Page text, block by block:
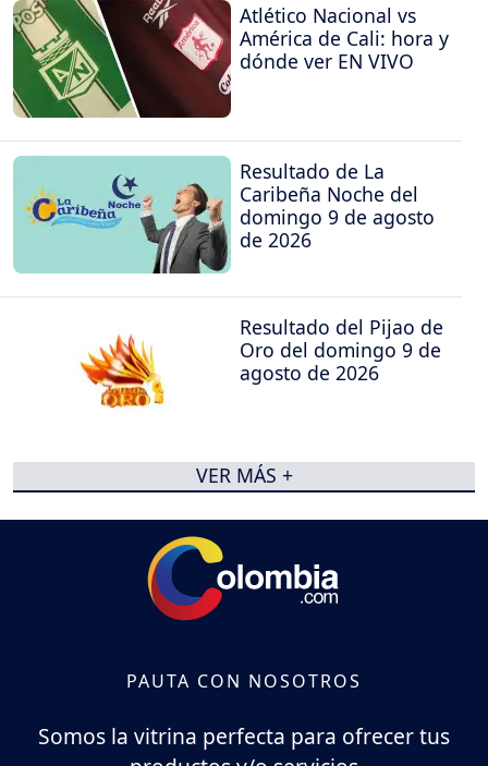
Atlético Nacional vs
América de Cali: hora y
dónde ver EN VIVO
Resultado de La
Caribeña Noche del
domingo 9 de agosto
de 2026
Resultado del Pijao de
Oro del domingo 9 de
agosto de 2026
VER MÁS +
PAUTA CON NOSOTROS
Somos la vitrina perfecta para ofrecer tus